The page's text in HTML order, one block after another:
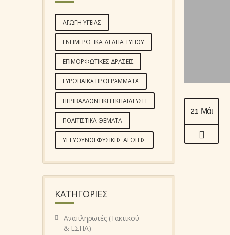
21 Μάι
ΑΓΩΓΉ ΥΓΕΊΑΣ
ΕΝΗΜΕΡΩΤΙΚΆ ΔΕΛΤΊΑ ΤΎΠΟΥ
ΕΠΙΜΟΡΦΩΤΙΚΈΣ ΔΡΆΣΕΙΣ
ΕΥΡΩΠΑΪΚΆ ΠΡΟΓΡΆΜΜΑΤΑ
ΠΕΡΙΒΑΛΛΟΝΤΙΚΉ ΕΚΠΑΊΔΕΥΣΗ
ΠΟΛΙΤΙΣΤΙΚΆ ΘΈΜΑΤΑ
ΥΠΕΎΘΥΝΟΙ ΦΥΣΙΚΉΣ ΑΓΩΓΉΣ
KΑΤΗΓΟΡΊΕΣ
Αναπληρωτές (Τακτικού
& ΕΣΠΑ)